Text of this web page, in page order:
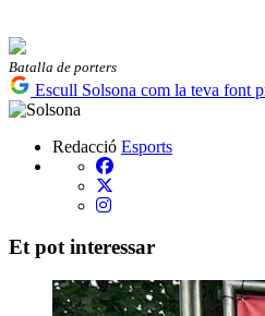
Batalla de porters
Escull Solsona com la teva font
Redacció Esports
Et pot interessar